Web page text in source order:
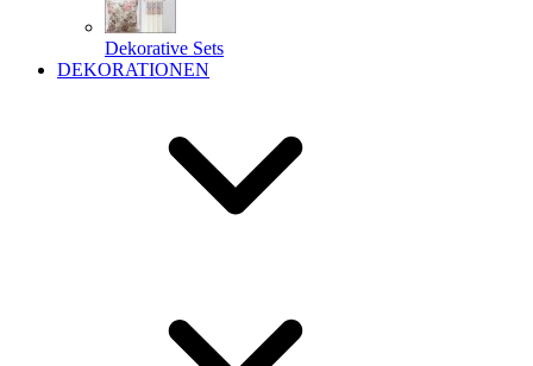
Dekorative Sets
DEKORATIONEN